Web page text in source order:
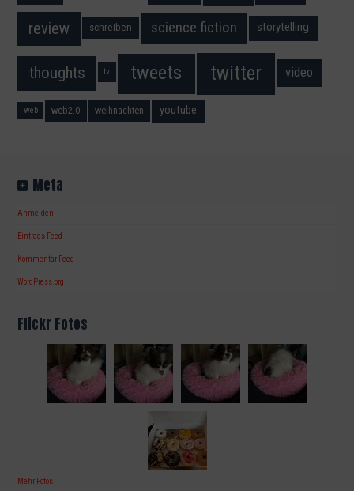
review schreiben science fiction storytelling
thoughts tv tweets twitter video
web web2.0 weihnachten youtube
Meta
Anmelden
Eintrags-Feed
Kommentar-Feed
WordPress.org
Flickr Fotos
Mehr Fotos